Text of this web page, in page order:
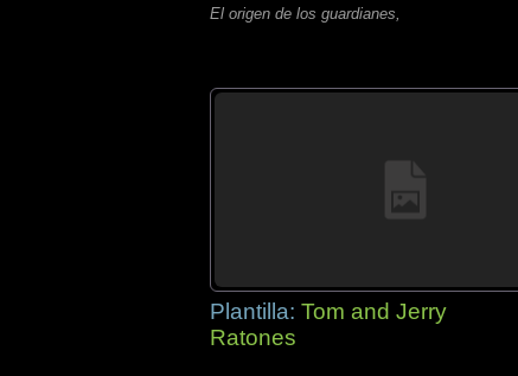
El origen de los guardianes,
Plantilla: Tom and Jerry
Ratones